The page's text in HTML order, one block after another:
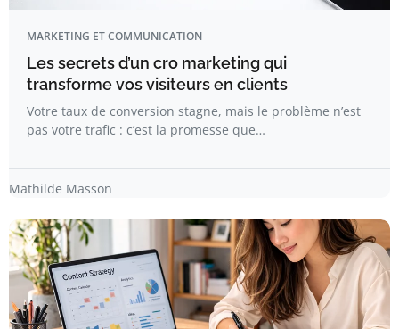
MARKETING ET COMMUNICATION
Les secrets d’un cro marketing qui
transforme vos visiteurs en clients
Votre taux de conversion stagne, mais le problème n’est
pas votre trafic : c’est la promesse que…
Mathilde Masson